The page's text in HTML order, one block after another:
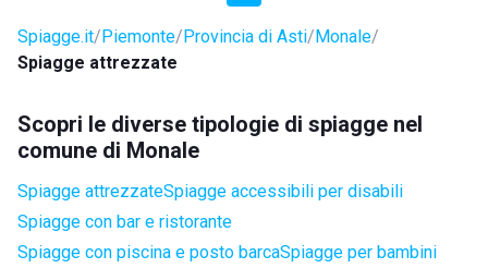
Spiagge.it Piemonte Provincia di Asti Monale
Spiagge attrezzate
Scopri le diverse tipologie di spiagge nel
comune di Monale
Spiagge attrezzateSpiagge accessibili per disabili
Spiagge con bar e ristorante
Spiagge con piscina e posto barcaSpiagge per bambini